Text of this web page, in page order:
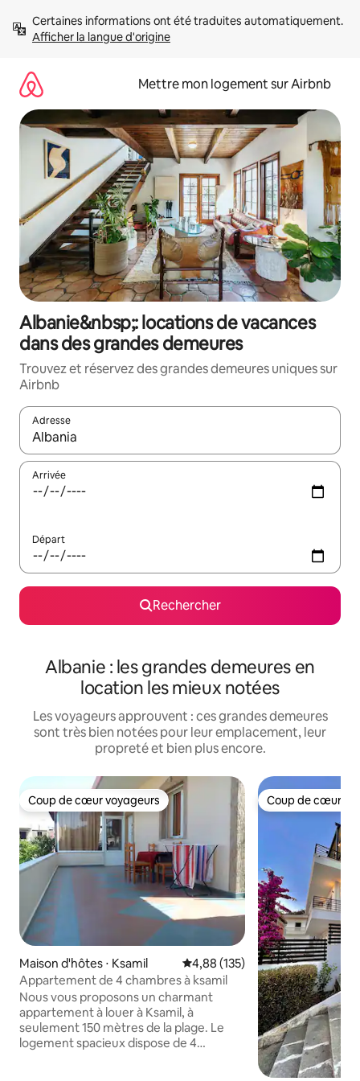
directement
Afficher la langue d'origine
Mettre mon logement sur Airbnb
Albanie&nbsp;: locations de vacances
dans des grandes demeures
Trouvez et réservez des grandes demeures uniques sur
Airbnb
Adresse
Lorsque les résultats s'affichent, utilisez les flèches vers le
Arrivée
Départ
Rechercher
Albanie : les grandes demeures en
location les mieux notées
Les voyageurs approuvent : ces grandes demeures
sont très bien notées pour leur emplacement, leur
propreté et bien plus encore.
Coup de cœur voyageurs
Coup de cœur voyageurs
Maison d'hôtes ⋅ Ksamil Évaluation moyenne sur la
4,88 (135)
Appartement de 4 chambres à ksamil
Nous vous proposons un charmant
appartement à louer à Ksamil, à
seulement 150 mètres de la plage. Le
logement spacieux dispose de 4
Coup de cœur
Coup de cœur